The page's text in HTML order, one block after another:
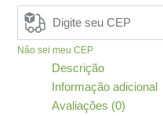
Não sei meu CEP
Descrição
Informação adicional
Avaliações (0)